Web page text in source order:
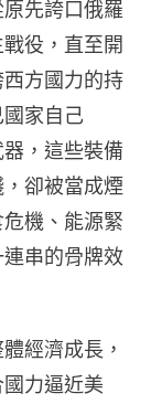
先誇口俄羅
役，直至開
方國力的持
家自己
，這些裝備
卻被當成煙
機、能源緊
串的骨牌效
經濟成長，
力逼近美